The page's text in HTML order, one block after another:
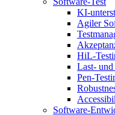
KI-
Agiler
HiL-
Last- und
Pen-
Software-